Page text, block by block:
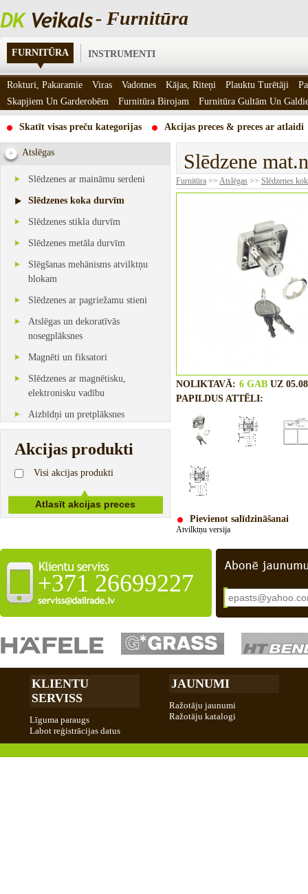
- Furnitūra
FURNITŪRA INSTRUMENTI
Skatīt visas preču kategorijas Akcijas preces & preces ar atlaidi
Atslēgas
Slēdzenes ar maināmu serdeni
Slēdzenes koka durvīm
Slēdzenes stikla durvīm
Slēdzenes metāla durvīm
Slēgšanas mehānisms atvilktņu
blokam
Slēdzenes ar pagriežamu stieni
Atslēgas un dekoratīvās
nosegplāksnes
Magnēti un fiksatori
Slēdzenes ar magnētisku,
elektronisku vadību
Aizbīdņi un pretplāksnes
Akcijas produkti
Visi akcijas produkti
Slēdzene
Furnitūra >> Atslēgas >> Slēdzenes
NOLIKTAVĀ: 6 GAB UZ
PAPILDUS ATTĒLI:
Pievienot salīdzināšanai
Atvilktņu versija
+371 26699227
Rokturi, Pakaramie Viras Vadotnes Kājas, Riteņi Plauktu Turētāji
Skapjiem Un Garderobēm
Furnitūra Birojam Furnitūra Gultām Un
KLIENTU
SERVISS
Līguma paraugs
Labot reģistrācijas datus
JAUNUMI
Ražotāju jaunumi
Ražotāju katalogi